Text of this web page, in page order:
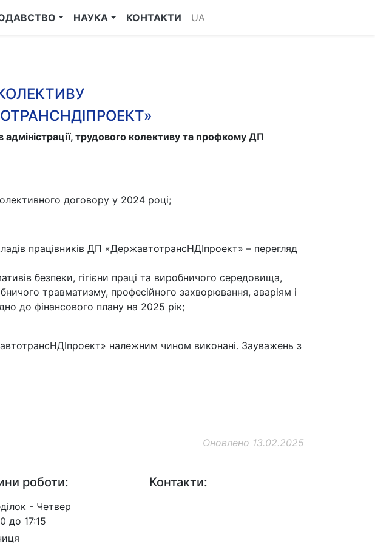
НАУКА КОНТАКТИ UA
трудового колективу та профкому ДП
договору у 2024 році;
працівників ДП «ДержавтотрансНДІпроект» – перегляд
безпеки, гігієни праці та виробничого середовища,
травматизму, професійного захворювання, аваріям і
до фінансового плану на 2025 рік;
належним чином виконані. Зауважень з
Оновлено 13.02.2025
роботи:
- Четвер
до 17:15
Контакти: